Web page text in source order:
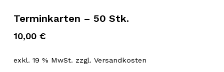
Terminkarten – 50 Stk.
10,00 €
exkl. 19 % MwSt. zzgl. Versandkosten